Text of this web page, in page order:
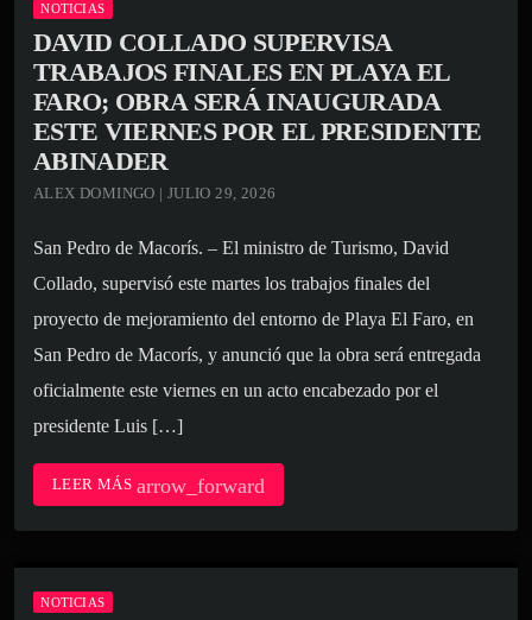
NOTICIAS
DAVID COLLADO SUPERVISA
TRABAJOS FINALES EN PLAYA EL
FARO; OBRA SERÁ INAUGURADA
ESTE VIERNES POR EL PRESIDENTE
ABINADER
ALEX DOMINGO | JULIO 29, 2026
San Pedro de Macorís. – El ministro de Turismo, David
Collado, supervisó este martes los trabajos finales del
proyecto de mejoramiento del entorno de Playa El Faro, en
San Pedro de Macorís, y anunció que la obra será entregada
oficialmente este viernes en un acto encabezado por el
presidente Luis […]
LEER MÁS arrow_forward
NOTICIAS